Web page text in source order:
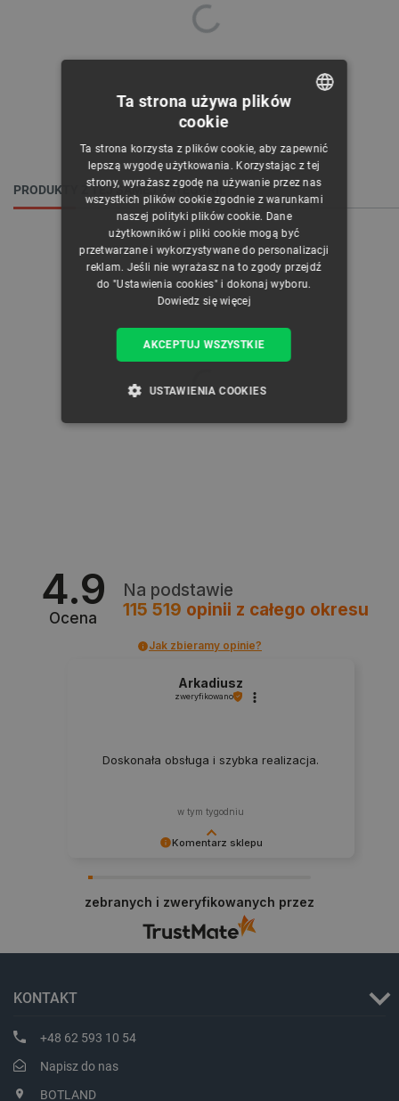
PRODUKTY Z TEJ SAMEJ KATEGORII:
4.9
Ocena
Na podstawie
115 519 opinii z całego okresu
Jak zbieramy opinie?
Komentarz sklepu
zakupy.
Arkadiusz
zweryfikowano
Doskonała obsługa i szybka realizacja.
w tym tygodniu
zebranych i zweryfikowanych przez
KONTAKT
+48 62 593 10 54
Napisz do nas
BOTLAND
CZECH
ENGLISH
GERMAN
Ta strona używa plików
cookie
Ta strona korzysta z plików cookie, aby zapewnić
lepszą wygodę użytkowania. Korzystając z tej
strony, wyrażasz zgodę na używanie przez nas
wszystkich plików cookie zgodnie z warunkami
naszej polityki plików cookie. Dane
użytkowników i pliki cookie mogą być
przetwarzane i wykorzystywane do personalizacji
reklam. Jeśli nie wyrażasz na to zgody przejdź
do "Ustawienia cookies" i dokonaj wyboru.
Dowiedz się więcej
AKCEPTUJ WSZYSTKIE
USTAWIENIA COOKIES
Niezbędne Wydajność
Funkcjonalność
Niezbędne pliki cookie umożliwiają korzystanie z
jak logowanie użytkownika i zarządzanie kontem.
Bez niezbędnych plików cookie nie można
VISITOR_PRIVACY_METADATA
Polityce prywatności Google